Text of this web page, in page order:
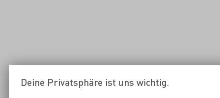
Deine Privatsphäre ist uns wichtig.